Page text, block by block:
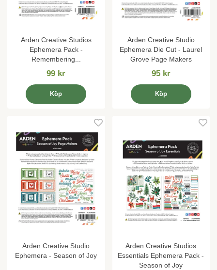
Arden Creative Studios
Ephemera Pack -
Remembering...
99 kr
Köp
Arden Creative Studio
Ephemera Die Cut - Laurel
Grove Page Makers
95 kr
Köp
Arden Creative Studio
Ephemera - Season of Joy
Arden Creative Studios
Essentials Ephemera Pack -
Season of Joy